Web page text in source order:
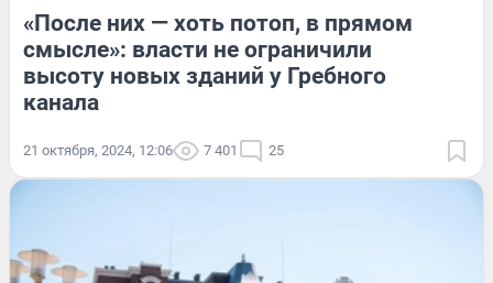
«После них — хоть потоп, в прямом
смысле»: власти не ограничили
высоту новых зданий у Гребного
канала
21 октября, 2024, 12:06 7 401 25